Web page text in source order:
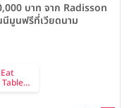
บาท จาก Radisson
มูนฟรีที่เวียดนาม